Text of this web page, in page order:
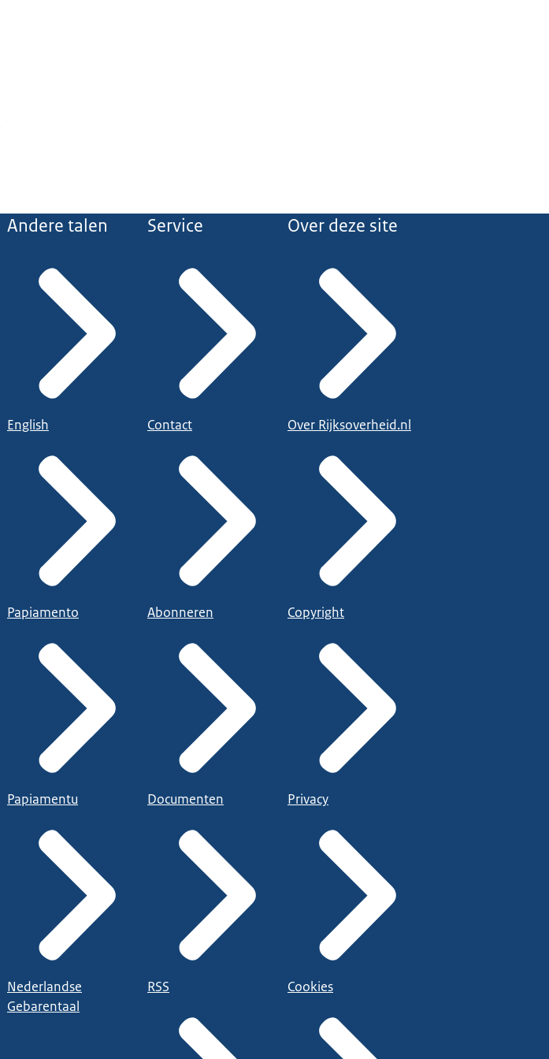
Andere talen
English
Papiamento
Papiamentu
Nederlandse
Gebarentaal
Service
Contact
Abonneren
Documenten
RSS
Over deze site
Over Rijksoverheid.nl
Copyright
Privacy
Cookies